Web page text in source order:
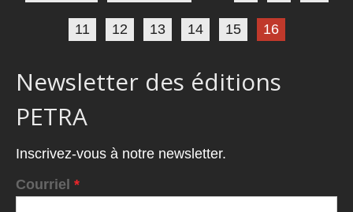
11 12 13 14 15 16
Newsletter des éditions
PETRA
Inscrivez-vous à notre newsletter.
Courriel *